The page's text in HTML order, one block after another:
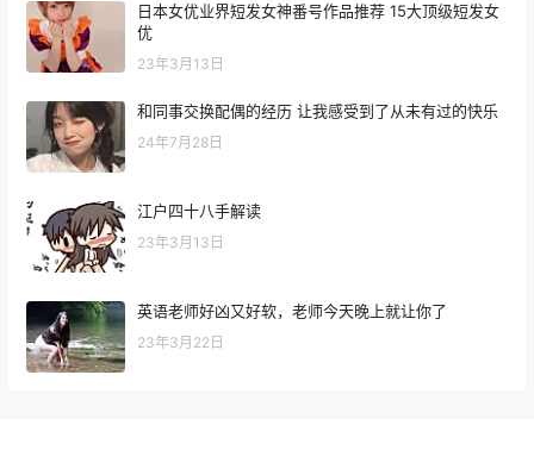
日本女优业界短发女神番号作品推荐 15大顶级短发女
优
23年3月13日
和同事交换配偶的经历 让我感受到了从未有过的快乐
24年7月28日
江户四十八手解读
23年3月13日
英语老师好凶又好软，老师今天晚上就让你了
23年3月22日